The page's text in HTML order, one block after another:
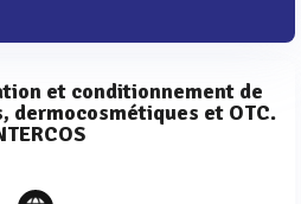
et conditionnement de
dermocosmétiques et OTC.